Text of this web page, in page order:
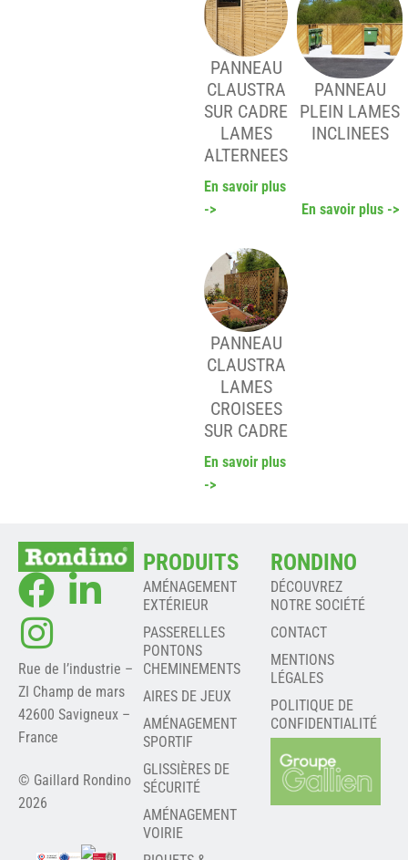
PANNEAU
CLAUSTRA
SUR CADRE
LAMES
ALTERNEES
En savoir plus
->
PANNEAU
PLEIN LAMES
INCLINEES
En savoir plus ->
PANNEAU
CLAUSTRA
LAMES
CROISEES
SUR CADRE
En savoir plus
->
Rue de l’industrie –
ZI Champ de mars
42600 Savigneux –
France
© Gaillard Rondino
2026
PRODUITS
AMÉNAGEMENT
EXTÉRIEUR
PASSERELLES
PONTONS
CHEMINEMENTS
AIRES DE JEUX
AMÉNAGEMENT
SPORTIF
GLISSIÈRES DE
SÉCURITÉ
AMÉNAGEMENT
VOIRIE
RONDINO
DÉCOUVREZ
NOTRE SOCIÉTÉ
CONTACT
MENTIONS
LÉGALES
POLITIQUE DE
CONFIDENTIALITÉ